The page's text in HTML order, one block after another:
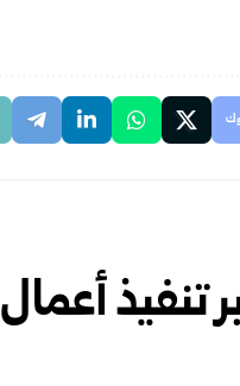
تنفيذ أعمال